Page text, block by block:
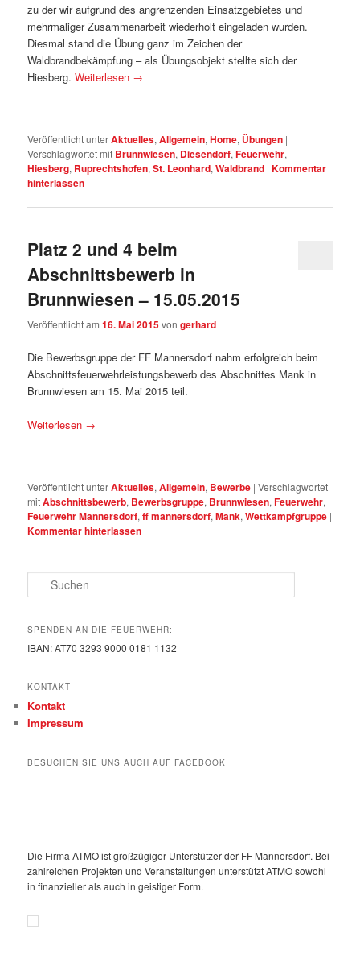
zu der wir aufgrund des angrenzenden Einsatzgebietes und
mehrmaliger Zusammenarbeit wiederholt eingeladen wurden.
Diesmal stand die Übung ganz im Zeichen der
Waldbrandbekämpfung – als Übungsobjekt stellte sich der
Hiesberg.Weiterlesen →
Veröffentlicht unterAktuelles,Allgemein,Home, Übungen |
Verschlagwortet mit Brunnwiesen, Diesendorf,Feuerwehr,
Hiesberg, Ruprechtshofen,St. Leonhard,Waldbrand |Kommentar
hinterlassen
Platz 2 und 4 beim
Abschnittsbewerb in
Brunnwiesen – 15.05.2015
Veröffentlicht am16. Mai 2015vongerhard
Die Bewerbsgruppe der FF Mannersdorf nahm erfolgreich beim
Abschnittsfeuerwehrleistungsbewerb des Abschnittes Mank in
Brunnwiesen am 15. Mai 2015 teil.
Weiterlesen →
Veröffentlicht unterAktuelles,Allgemein, Bewerbe |Verschlagwortet
mitAbschnittsbewerb, Bewerbsgruppe, Brunnwiesen,Feuerwehr,
Feuerwehr Mannersdorf,ff mannersdorf,Mank,Wettkampfgruppe |
Kommentar hinterlassen
Suchen
SPENDEN AN DIE FEUERWEHR:
IBAN: AT70 3293 9000 0181 1132
KONTAKT
Kontakt
Impressum
BESUCHEN SIE UNS AUCH AUF FACEBOOK
Die Firma ATMO ist großzügiger Unterstützer der FF Mannersdorf. Bei
zahlreichen Projekten und Veranstaltungen unterstützt ATMO sowohl
in finanzieller als auch in geistiger Form.